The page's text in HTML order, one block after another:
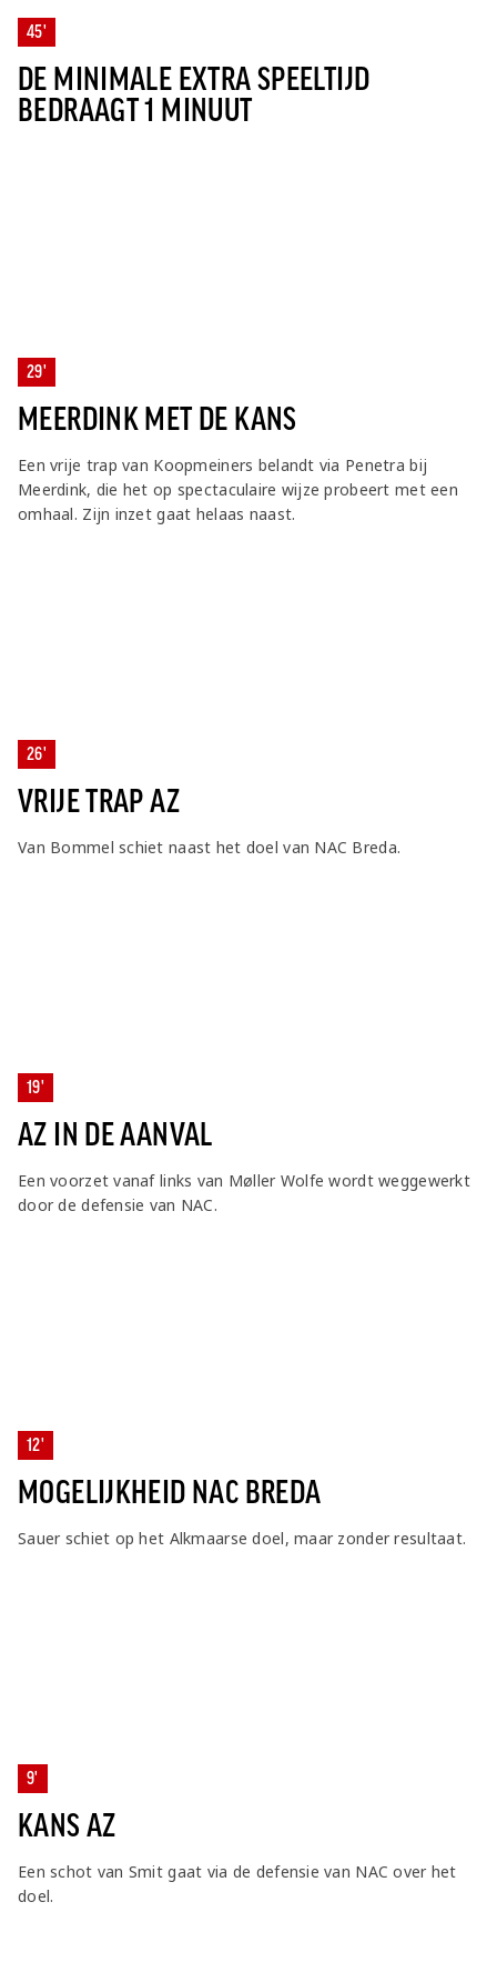
45'
DE MINIMALE EXTRA SPEELTIJD
BEDRAAGT 1 MINUUT
29'
MEERDINK MET DE KANS
Een vrije trap van Koopmeiners belandt via Penetra bij
Meerdink, die het op spectaculaire wijze probeert met een
omhaal. Zijn inzet gaat helaas naast.
26'
VRIJE TRAP AZ
Van Bommel schiet naast het doel van NAC Breda.
19'
AZ IN DE AANVAL
Een voorzet vanaf links van Møller Wolfe wordt weggewerkt
door de defensie van NAC.
12'
MOGELIJKHEID NAC BREDA
Sauer schiet op het Alkmaarse doel, maar zonder resultaat.
9'
KANS AZ
Een schot van Smit gaat via de defensie van NAC over het
doel.